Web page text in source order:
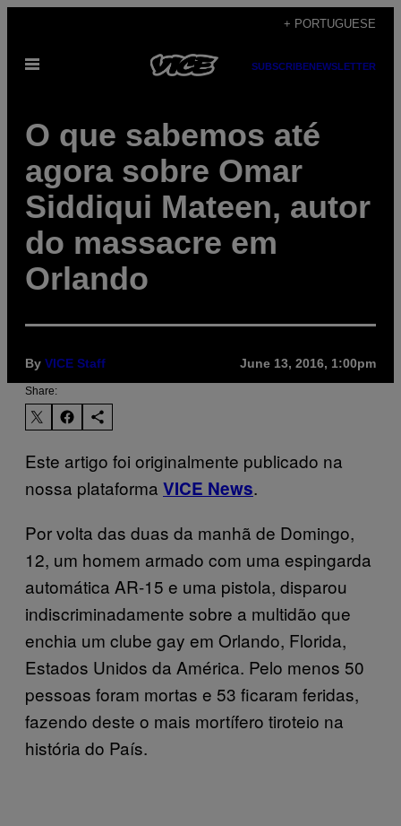
content
+ PORTUGUESE
Open
SUBSCRIBENEWSLETTER
O que sabemos até
agora sobre Omar
Siddiqui Mateen, autor
do massacre em
Orlando
By VICE Staff June 13, 2016, 1:00pm
Share:
Este artigo foi originalmente publicado na
nossa plataforma VICE News.
Por volta das duas da manhã de Domingo,
12, um homem armado com uma espingarda
automática AR-15 e uma pistola, disparou
indiscriminadamente sobre a multidão que
enchia um clube gay em Orlando, Florida,
Estados Unidos da América. Pelo menos 50
pessoas foram mortas e 53 ficaram feridas,
fazendo deste o mais mortífero tiroteio na
história do País.